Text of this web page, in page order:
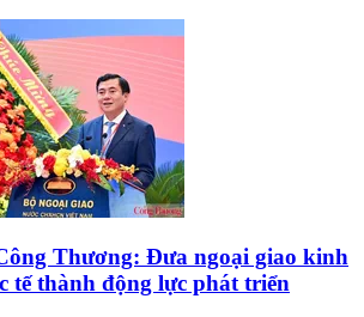
Thương: Đưa ngoại giao kinh
tế thành động lực phát triển